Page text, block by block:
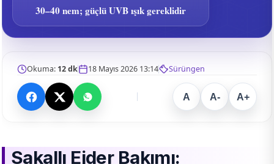
30–40 nem; güçlü UVB ışık gereklidir
Okuma: 12 dk 18 Mayıs 2026 13:14 Sürüngen
A A- A+
Sakallı Ejder Bakımı: